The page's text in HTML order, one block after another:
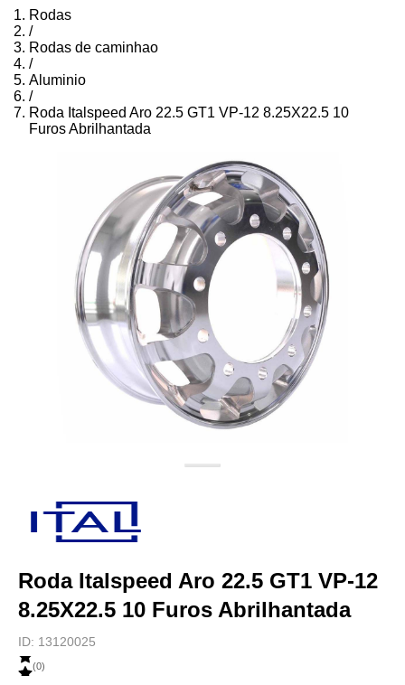
Rodas
/
Rodas de caminhao
/
Aluminio
/
Roda Italspeed Aro 22.5 GT1 VP-12 8.25X22.5 10
Furos Abrilhantada
Roda Italspeed Aro 22.5 GT1 VP-12
8.25X22.5 10 Furos Abrilhantada
ID: 13120025
(0)